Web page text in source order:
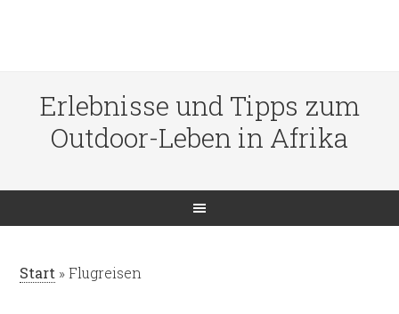
Erlebnisse und Tipps zum
Outdoor-Leben in Afrika
Start »Flugreisen